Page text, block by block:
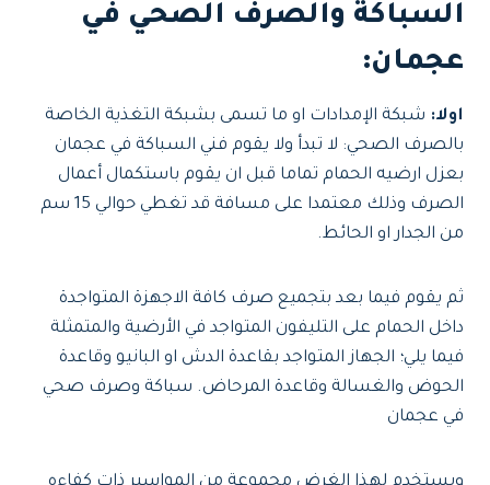
السباكة والصرف الصحي في
عجمان:
اولا: شبكة الإمدادات او ما تسمى بشبكة التغذية الخاصة
بالصرف الصحي: لا تبدأ ولا يقوم فني السباكة في عجمان
بعزل ارضيه الحمام تماما قبل ان يقوم باستكمال أعمال
الصرف وذلك معتمدا على مسافة قد تغطي حوالي 15 سم
من الجدار او الحائط.
ثم يقوم فيما بعد بتجميع صرف كافة الاجهزة المتواجدة
داخل الحمام على التليفون المتواجد في الأرضية والمتمثلة
فيما يلي؛ الجهاز المتواجد بقاعدة الدش او البانيو وقاعدة
الحوض والغسالة وقاعدة المرحاض. سباكة وصرف صحي
في عجمان